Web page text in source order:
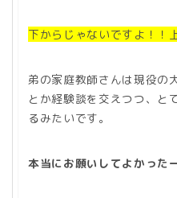
下からじゃないですよ！！
弟の家庭教師さんは現役の
とか経験談を交えつつ、と
るみたいです。
本当にお願いしてよかった